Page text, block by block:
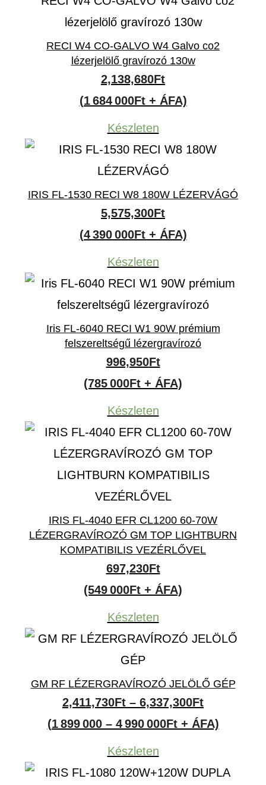
RECI W4 CO-GALVO W4 Galvo co2
lézerjelölő gravírozó 130w
2,138,680Ft
(1 684 000Ft + ÁFA)
Készleten
IRIS FL-1530 RECI W8 180W LÉZERVÁGÓ
5,575,300Ft
(4 390 000Ft + ÁFA)
Készleten
Iris FL-6040 RECI W1 90W prémium
felszereltségű lézergravírozó
996,950Ft
(785 000Ft + ÁFA)
Készleten
IRIS FL-4040 EFR CL1200 60-70W
LÉZERGRAVÍROZÓ GM TOP LIGHTBURN
KOMPATIBILIS VEZÉRLŐVEL
697,230Ft
(549 000Ft + ÁFA)
Készleten
GM RF LÉZERGRAVÍROZÓ JELÖLŐ GÉP
2,411,730Ft – 6,337,300Ft
2,411,730Ft
(1 899 000 – 4 990 000Ft + ÁFA)
Készleten